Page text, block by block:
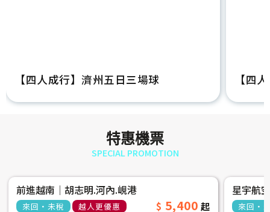
【四人成行】濟州五日三場球 【四
特惠機票
SPECIAL PROMOTION
前進越南│胡志明.河內.峴港
來回‧未稅 越人更優惠 5,400
星宇航
來回‧